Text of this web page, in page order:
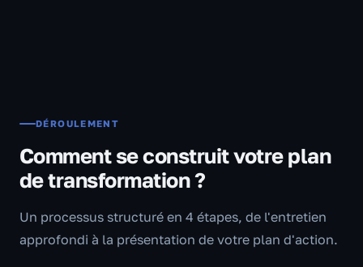
DÉROULEMENT
Comment se construit votre plan
de transformation ?
Un processus structuré en 4 étapes, de l'entretien
approfondi à la présentation de votre plan d'action.